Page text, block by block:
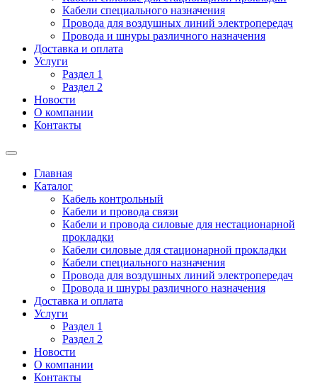
Кабели специального назначения
Провода для воздушных линий электропередач
Провода и шнуры различного назначения
Доставка и оплата
Услуги
Раздел 1
Раздел 2
Новости
О компании
Контакты
Главная
Каталог
Кабель контрольный
Кабели и провода связи
Кабели и провода силовые для нестационарной
прокладки
Кабели силовые для стационарной прокладки
Кабели специального назначения
Провода для воздушных линий электропередач
Провода и шнуры различного назначения
Доставка и оплата
Услуги
Раздел 1
Раздел 2
Новости
О компании
Контакты